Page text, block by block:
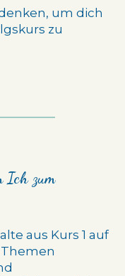
um dich
zu
Ich zum
aus Kurs 1 auf